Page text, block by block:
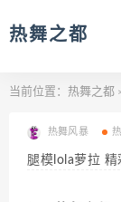
热舞之都
当前位置： 热舞之都 >
热舞风暴
腿模lola萝拉 精